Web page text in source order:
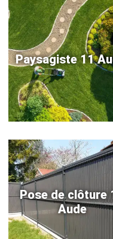
Paysagiste 11
Pose de clôture
Aude